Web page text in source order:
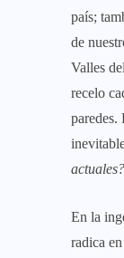
país;
de
Valles
recelo
paredes.
actuales?
En la
radica